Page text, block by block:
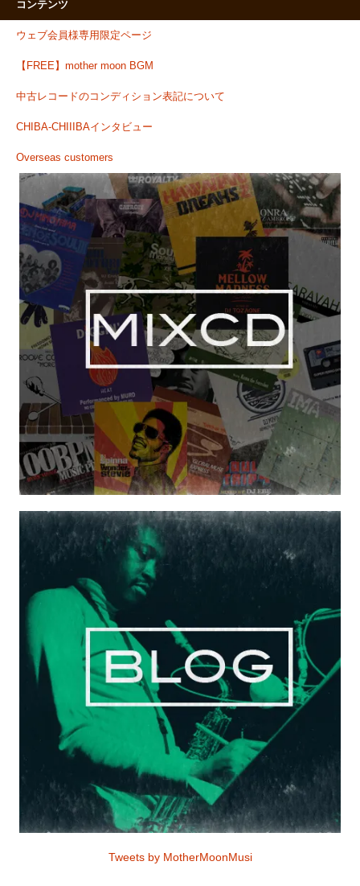
コンテンツ
ウェブ会員様専用限定ページ
【FREE】mother moon BGM
中古レコードのコンディション表記について
CHIBA-CHIIIBAインタビュー
Overseas customers
Tweets by MotherMoonMusi